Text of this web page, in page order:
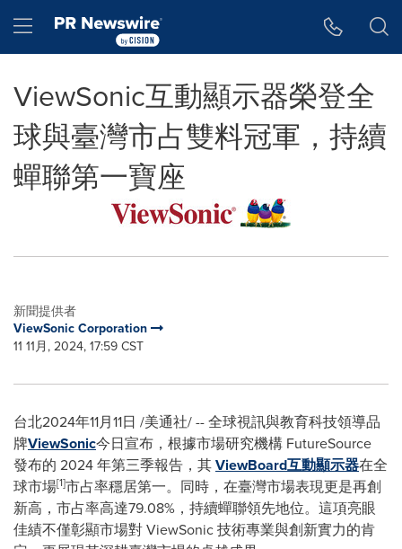
Hamburger menu
ViewSonic互動顯示器榮登全
球與臺灣市占雙料冠軍，持續
蟬聯第一寶座
新聞提供者
ViewSonic Corporation
11 11月, 2024, 17:59 CST
台北2024年11月11日 /美通社/ -- 全球視訊與教育科技領導品
牌ViewSonic今日宣布，根據市場研究機構 FutureSource
發布的 2024 年第三季報告，其ViewBoard互動顯示器在全
球市場[1]市占率穩居第一。同時，在臺灣市場表現更是再創
新高，市占率高達79.08%，持續蟬聯領先地位。這項亮眼
佳績不僅彰顯市場對 ViewSonic 技術專業與創新實力的肯